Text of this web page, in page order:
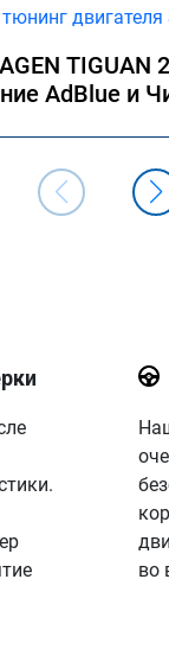
TIGUAN
AdBlue и
во